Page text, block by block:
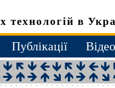
технологій в
Публікації Відео